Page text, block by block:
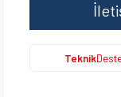
Teknik